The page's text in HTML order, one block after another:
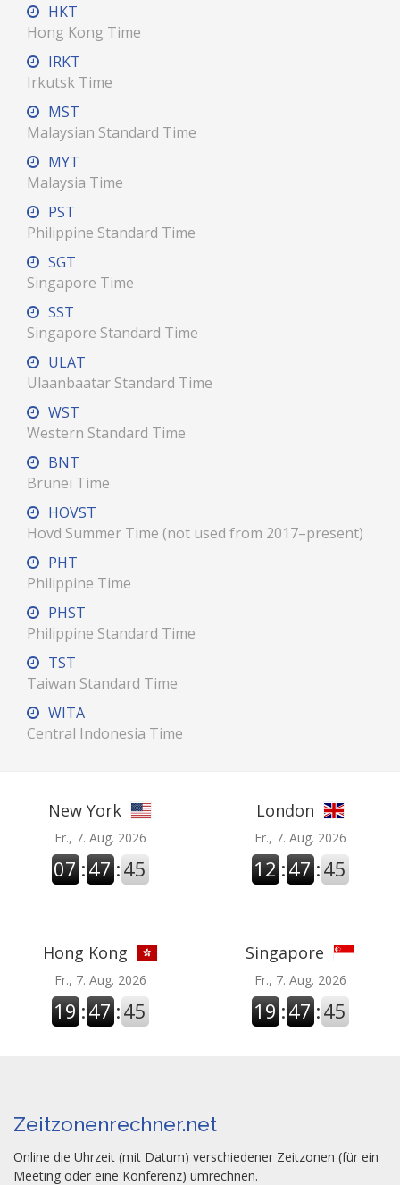
HKT
Hong Kong Time
IRKT
Irkutsk Time
MST
Malaysian Standard Time
MYT
Malaysia Time
PST
Philippine Standard Time
SGT
Singapore Time
SST
Singapore Standard Time
ULAT
Ulaanbaatar Standard Time
WST
Western Standard Time
BNT
Brunei Time
HOVST
Hovd Summer Time (not used from 2017–present)
PHT
Philippine Time
PHST
Philippine Standard Time
TST
Taiwan Standard Time
WITA
Central Indonesia Time
New York
Fr., 7. Aug. 2026
07 :47 :45
London
Fr., 7. Aug. 2026
12 :47 :45
Hong Kong
Fr., 7. Aug. 2026
19 :47 :45
Singapore
Fr., 7. Aug. 2026
19 :47 :45
Zeitzonenrechner.net
Online die Uhrzeit (mit Datum) verschiedener Zeitzonen (für ein
Meeting oder eine Konferenz) umrechnen.